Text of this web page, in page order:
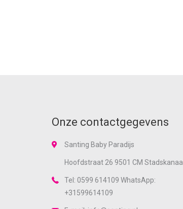
Onze contactgegevens
Santing Baby Paradijs
Hoofdstraat 26 9501 CM Stadskanaal
Tel: 0599 614109 WhatsApp:
+31599614109